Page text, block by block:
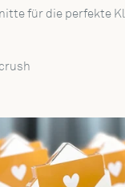
für die perfekte